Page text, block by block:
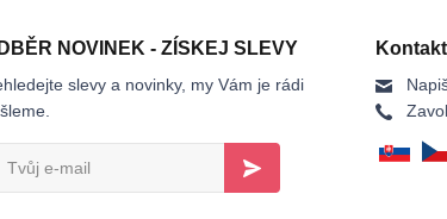
NOVINEK - ZÍSKEJ SLEVY
slevy a novinky, my Vám je rádi
Kontakt